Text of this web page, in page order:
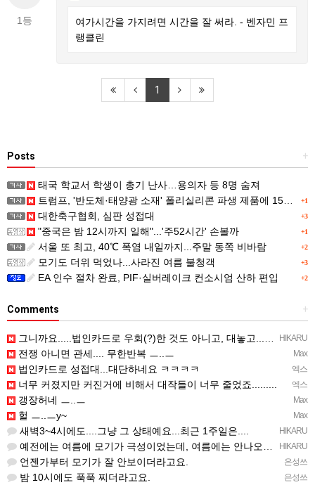
1등
여가시간을 가지려면 시간을 잘 써라. - 벤자민 프
랭클린
1
+
Posts
태국 학교서 학생이 총기 난사…용의자 등 8명 숨져
+1
트럼프, '반도체·태양광 소재' 폴리실리콘 파생 제품에 15% 관세...한국 기업도 영향
+3
대한축구협회, 심판 성접대
+1
"중국은 밤 12시까지 일해"...'주52시간' 손볼까
+2
서울 또 최고, 40℃ 폭염 내일까지...주말 동쪽 비바람
+3
모기도 더위 먹었나...사라진 여름 불청객
+2
EA 인수 절차 완료, PIF·실버레이크 컨소시엄 산하 편입
+
Comments
HIKARU
그니까요.....법인카드로 우회(?)한 것도 아니고, 대놓고...ㅋ ㅋ)
Max
전쟁 아니면 관세.... 무한반복 ㅡ..ㅡ
엑스
법인카드로 성접대...대단하네요 ㅋㅋㅋㅋ
엑스
너무 커졌지만 커진거에 비해서 대작들이 너무 줄었죠.........
Max
갱장허네 ㅡ..ㅡ
Max
헐 ㅡ..ㅡy~
HIKARU
새벽3~4시에도....그냥 그 상태예요...최근 1주일은....
HIKARU
예전에는 여름에 모기가 극성이었는데, 여름에는 안나오는 것 같은.....ㅎ ㅎ)
은성쓰
언젠가부터 모기가 잘 안보이더라고요.
은성쓰
밤 10시에도 푹푹 찌더라고요.